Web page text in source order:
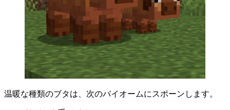
温暖な種類のブタは、次のバイオームにスポーンします。